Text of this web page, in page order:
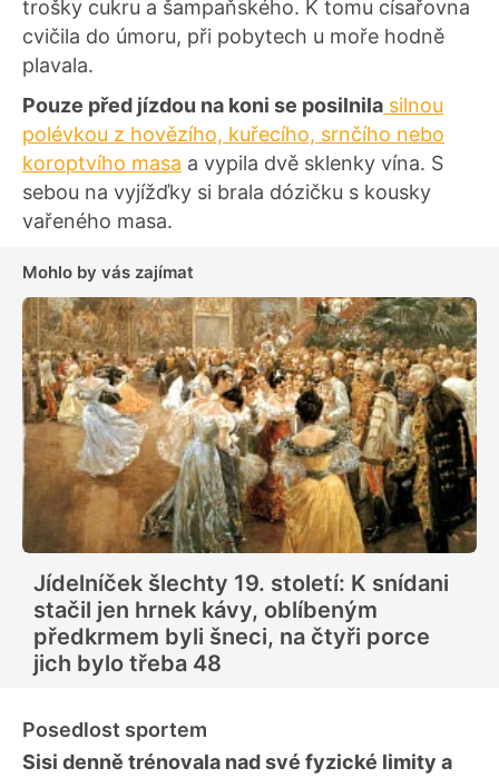
trošky cukru a šampaňského. K tomu císařovna
cvičila do úmoru, při pobytech u moře hodně
plavala.
Pouze před jízdou na koni se posilnila silnou
polévkou z hovězího, kuřecího, srnčího nebo
koroptvího masa a vypila dvě sklenky vína. S
sebou na vyjížďky si brala dózičku s kousky
vařeného masa.
Mohlo by vás zajímat
Jídelníček šlechty 19. století: K snídani
stačil jen hrnek kávy, oblíbeným
předkrmem byli šneci, na čtyři porce
jich bylo třeba 48
Posedlost sportem
Sisi denně trénovala nad své fyzické limity a